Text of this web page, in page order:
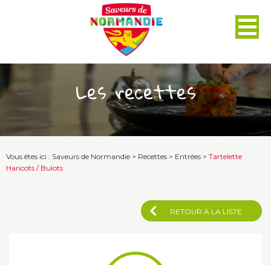
Les recettes
Vous êtes ici : Saveurs de Normandie > Recettes > Entrées > Tartelette
Haricots / Bulots
RETOUR À LA LISTE
Panneau de gestion des cookies